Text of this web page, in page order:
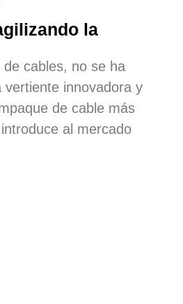
la
cables, no se ha
vertiente innovadora y
de cable más
al mercado